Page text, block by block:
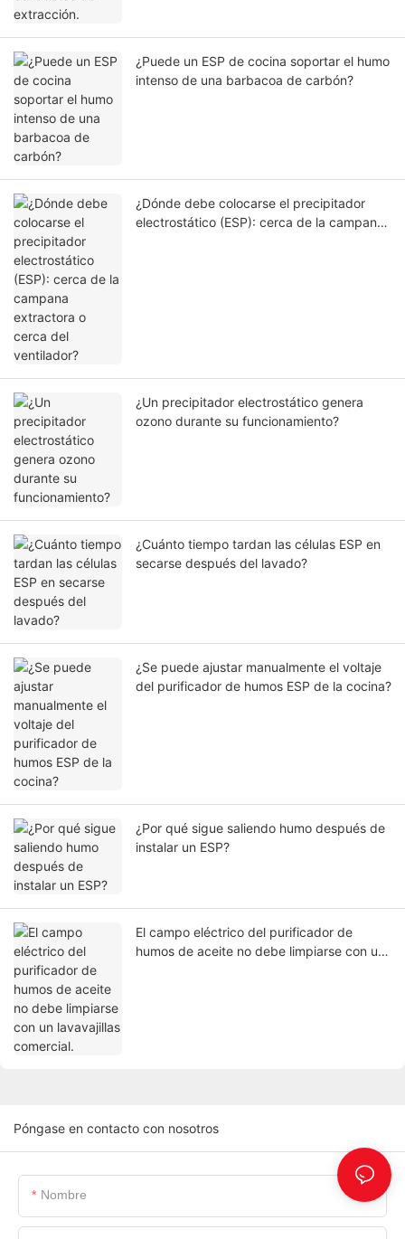
¿Puede un ESP de cocina soportar el humo
intenso de una barbacoa de carbón?
¿Dónde debe colocarse el precipitador
electrostático (ESP): cerca de la campana
¿Un precipitador electrostático genera
ozono durante su funcionamiento?
¿Cuánto tiempo tardan las células ESP en
secarse después del lavado?
¿Se puede ajustar manualmente el voltaje
del purificador de humos ESP de la cocina?
¿Por qué sigue saliendo humo después de
instalar un ESP?
El campo eléctrico del purificador de
humos de aceite no debe limpiarse con un
Póngase en contacto con nosotros
Nombre